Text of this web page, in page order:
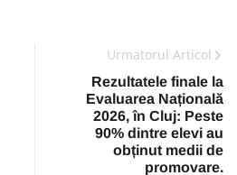
Urmatorul Articol
Rezultatele finale la
Evaluarea Națională
2026, în Cluj: Peste
90% dintre elevi au
obținut medii de
promovare.